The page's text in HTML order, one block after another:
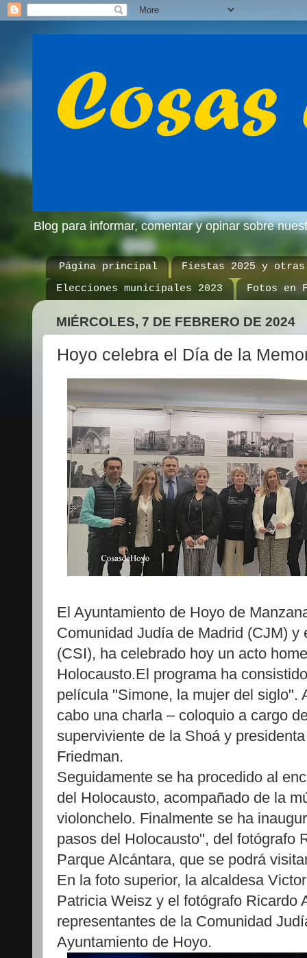
Blog para informar, comentar y opinar sobre
Página principal
Fiestas 2025 y otras
Elecciones municipales 2023
Fotos en
MIÉRCOLES, 7 DE FEBRERO DE 2024
Hoyo celebra el Día de la
El Ayuntamiento de Hoyo de
Comunidad Judía de Madrid (CJM) y
(CSI), ha celebrado hoy un acto
Holocausto.El programa ha
película "Simone, la mujer del siglo".
cabo una charla – coloquio a cargo
superviviente de la Shoá y
Friedman.
Seguidamente se ha procedido al
del Holocausto, acompañado de la
violonchelo. Finalmente se ha
pasos del Holocausto", del fotógrafo
Parque Alcántara, que se podrá
En la foto superior, la alcaldesa
Patricia Weisz y el fotógrafo Ricardo
representantes de la Comunidad
Ayuntamiento de Hoyo.